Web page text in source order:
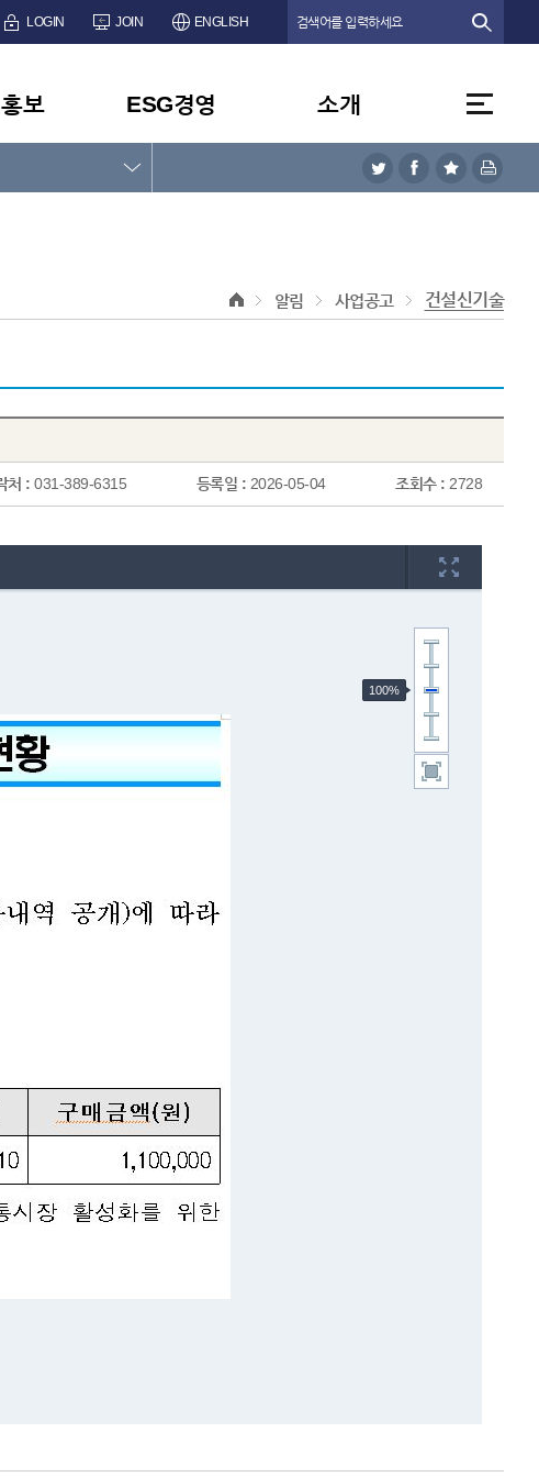
LOGIN JOIN ENGLISH
홍보 ESG경영 소개
알림 사업공고 건설신기술
처 : 031-389-6315 등록일 : 2026-05-04 조회수 : 2728